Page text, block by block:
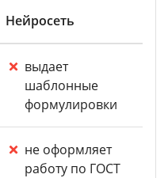
Нейросеть
выдает
шаблонные
формулировки
не оформляет
работу по ГОСТ